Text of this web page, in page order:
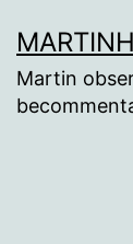
naar
de
Martin